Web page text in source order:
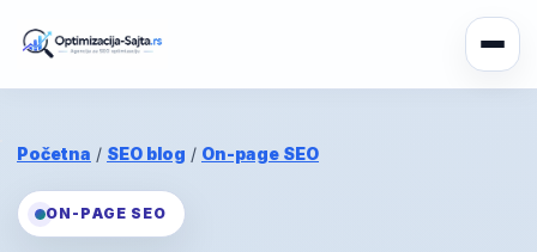
Početna / SEO blog / On-page SEO
ON-PAGE SEO